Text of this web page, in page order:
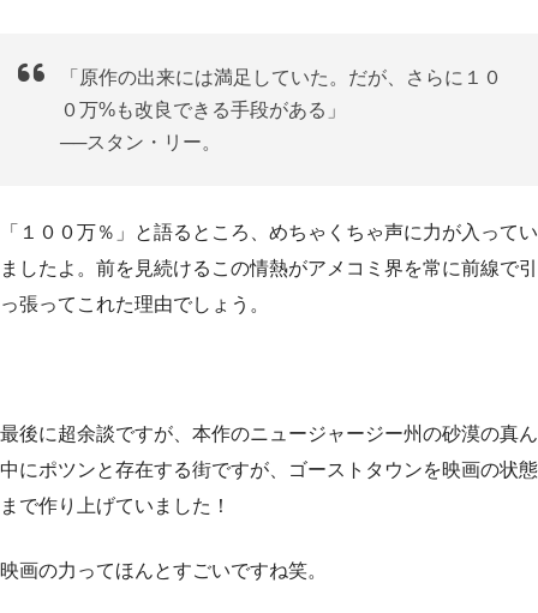
「原作の出来には満足していた。だが、さらに１０
０万%も改良できる手段がある」
──スタン・リー。
「１００万％」と語るところ、めちゃくちゃ声に力が入ってい
ましたよ。前を見続けるこの情熱がアメコミ界を常に前線で引
っ張ってこれた理由でしょう。
最後に超余談ですが、本作のニュージャージー州の砂漠の真ん
中にポツンと存在する街ですが、ゴーストタウンを映画の状態
まで作り上げていました！
映画の力ってほんとすごいですね笑。